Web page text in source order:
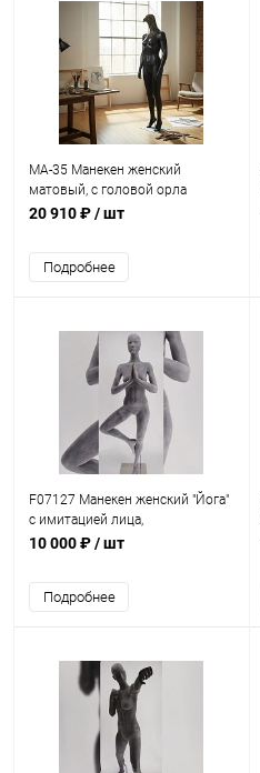
MA-35 Манекен женский
матовый, с головой орла
20 910 ₽/ шт
Подробнее
F07127 Манекен женский "Йога"
с имитацией лица,
стекловолокно
10 000 ₽/ шт
Подробнее